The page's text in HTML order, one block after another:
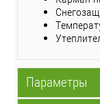
Параметры